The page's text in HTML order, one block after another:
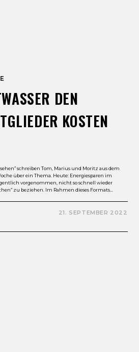
DEN
KOSTEN
schreiben Tom, Marius und Moritz aus dem
über ein Thema. Heute: Energiesparen im
vorgenommen, nicht so schnell wieder
zu beziehen. Im Rahmen dieses Formats…
21. SEPTEMBER 2022